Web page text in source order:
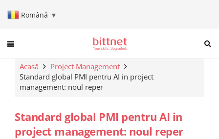
Română ▼
When autocomplete results
Acasă
Project Management
Standard global PMI pentru AI in project
management: noul reper
Standard global PMI pentru AI in
project management: noul reper